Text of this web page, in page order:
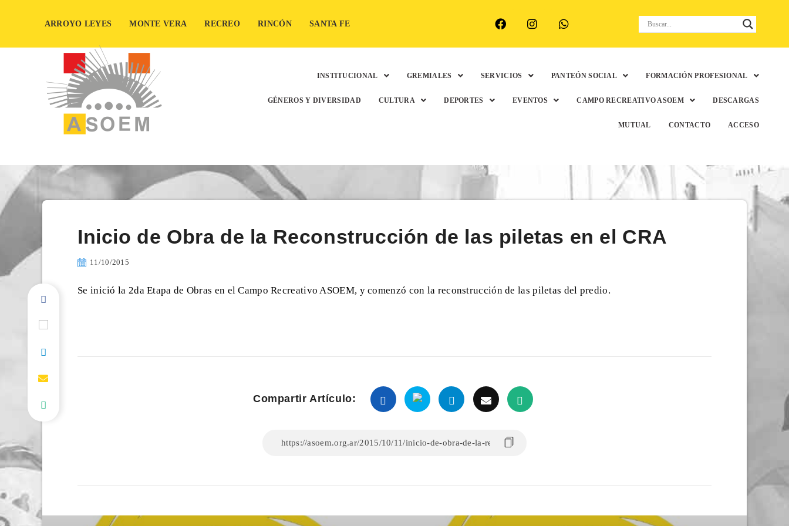
ARROYO LEYES MONTE VERA RECREO RINCÓN SANTA FE
INSTITUCIONAL GREMIALES SERVICIOS PANTEÓN SOCIAL FORMACIÓN PROFESIONAL
GÉNEROS Y DIVERSIDAD CULTURA DEPORTES EVENTOS CAMPO RECREATIVO ASOEM DESCARGAS
MUTUAL CONTACTO ACCESO
Inicio de Obra de la Reconstrucción de las piletas en el CRA
11/10/2015
Se inició la 2da Etapa de Obras en el Campo Recreativo ASOEM, y comenzó con la reconstrucción de las piletas del predio.
Compartir Artículo: